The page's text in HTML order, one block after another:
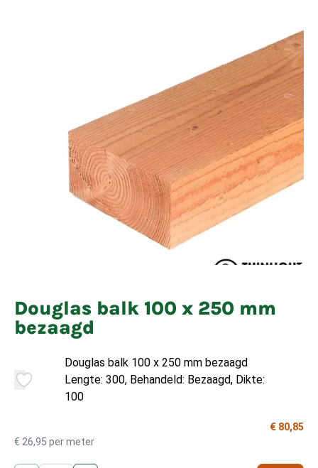
Douglas balk 100 x 250 mm
bezaagd
Douglas balk 100 x 250 mm bezaagd
Lengte: 300, Behandeld: Bezaagd, Dikte:
100
€ 80,85
€ 26,95 per meter